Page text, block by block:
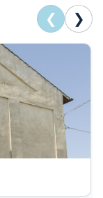
❮ ❯